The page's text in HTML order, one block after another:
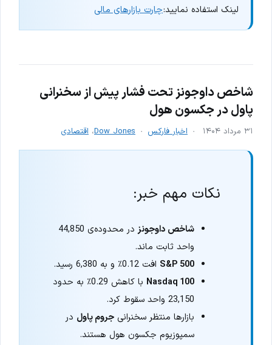
لینک استفاده نمایید:چارت بازارهای مالی
شاخص داوجونز تحت فشار پیش از سخنرانی
پاول در جکسون هول
۳۱ مرداد ۱۴۰۴ اخبار فارکس Dow Jones، اقتصادی
نکات مهم خبر:
شاخص داوجونز
در محدوده‌ی 44,850
واحد ثابت ماند.
S&P 500 افت 0.12٪ و به 6,380 رسید.
Nasdaq 100
با کاهش 0.29٪ به حدود
23,150 واحد سقوط کرد.
بازارها منتظر سخنرانیجروم پاول در
سمپوزیوم جکسون هول هستند.